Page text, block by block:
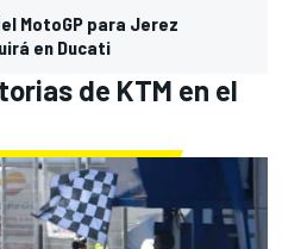
MotoGP para Jerez
en Ducati
de KTM en el